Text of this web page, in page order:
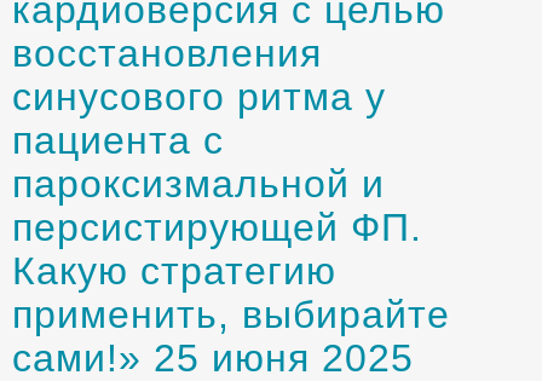
кардиоверсия с целью
восстановления
синусового ритма у
пациента с
пароксизмальной и
персистирующей ФП.
Какую стратегию
применить, выбирайте
сами!» 25 июня 2025